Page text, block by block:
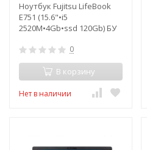
Ноутбук Fujitsu LifeBook
E751 (15.6"•i5
2520M•4Gb•ssd 120Gb) БУ
0
В корзину
Нет в наличии